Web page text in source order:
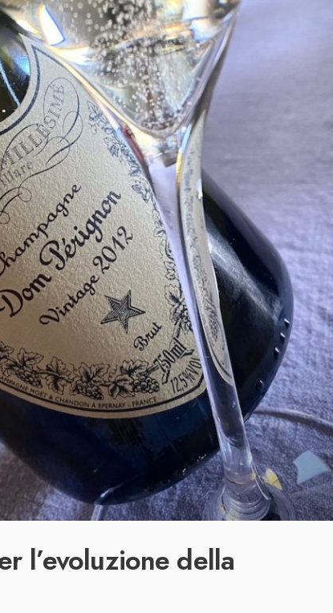
l’evoluzione della